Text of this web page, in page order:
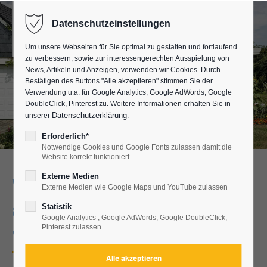
Wintergarten bei Bayreuth
als Orangerie mit
vorgesetzten Marmorsäulen
Datenschutzeinstellungen
Um unsere Webseiten für Sie optimal zu gestalten und fortlaufend
zu verbessern, sowie zur interessengerechten Ausspielung von
News, Artikeln und Anzeigen, verwenden wir Cookies. Durch
Bestätigen des Buttons "Alle akzeptieren" stimmen Sie der
Verwendung u.a. für Google Analytics, Google AdWords, Google
DoubleClick, Pinterest zu. Weitere Informationen erhalten Sie in
unserer Datenschutzerklärung.
Erforderlich*
Notwendige Cookies und Google Fonts zulassen damit die
Website korrekt funktioniert
Externe Medien
Externe Medien wie Google Maps und YouTube zulassen
Statistik
Google Analytics , Google AdWords, Google DoubleClick,
Pinterest zulassen